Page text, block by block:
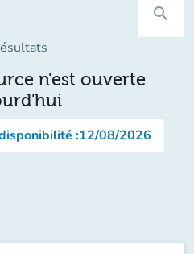
search
n'est ouverte
:12/08/2026